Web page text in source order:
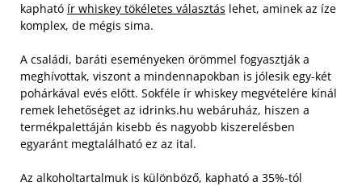
kapható ír whiskey tökéletes választás lehet, aminek az íze
komplex, de mégis sima.
A családi, baráti eseményeken örömmel fogyasztják a
meghívottak, viszont a mindennapokban is jólesik egy-két
pohárkával evés előtt. Sokféle ír whiskey megvételére kínál
remek lehetőséget az idrinks.hu webáruház, hiszen a
termékpalettáján kisebb és nagyobb kiszerelésben
egyaránt megtalálható ez az ital.
Az alkoholtartalmuk is különböző, kapható a 35%-tól